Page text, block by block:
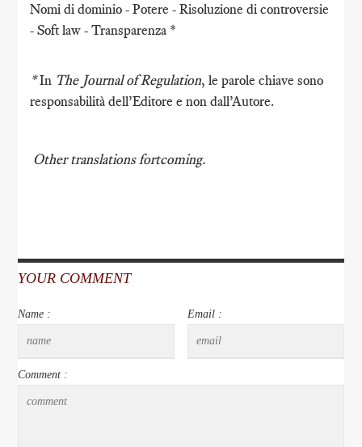
Nomi di dominio - Potere - Risoluzione di controversie
- Soft law - Transparenza *
*In The Journal of Regulation, le parole chiave sono
responsabilità dell’Editore e non dall’Autore.
Other translations fortcoming.
YOUR COMMENT
Name : Email :
Comment :